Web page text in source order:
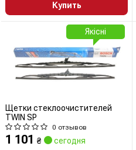
Купить
Щетки стеклоочистителей
TWIN SP
0 отзывов
1 101 ₴ сегодня
Якісні